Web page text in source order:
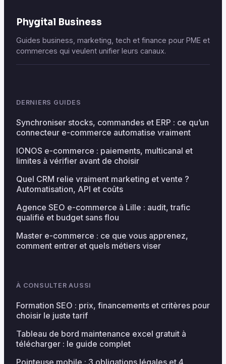
Phygital Business
Guides business, marketing, tech et finance pour PME et
commerces qui veulent unifier leurs canaux.
DERNIERS GUIDES
Synchroniser stocks, commandes et ERP : ce qu’un
connecteur e-commerce automatise vraiment
IONOS e-commerce : paiements, multicanal et
limites à vérifier avant de choisir
Quel CRM relie vraiment marketing et vente ?
Automatisation, API et coûts
Agence SEO e-commerce à Lille : audit, trafic
qualifié et budget sans flou
Master e-commerce : ce que vous apprenez,
comment entrer et quels métiers viser
À CONSULTER AUSSI
Formation SEO : prix, financements et critères pour
choisir le juste tarif
Tableau de bord maintenance excel gratuit à
télécharger : le guide complet